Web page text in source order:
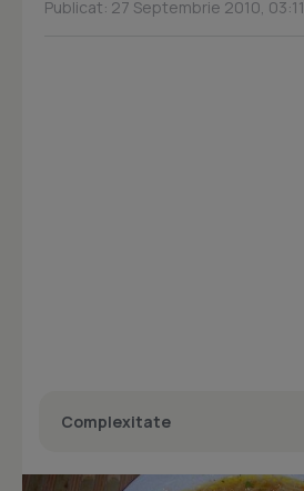
Publicat: 27 Septembrie 2010, 03:11
Complexitate